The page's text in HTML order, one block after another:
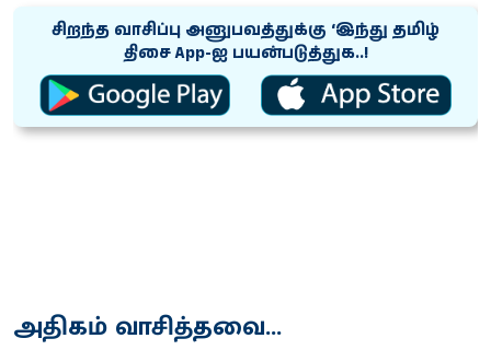
சிறந்த வாசிப்பு அனுபவத்துக்கு ‘இந்து தமிழ்
திசை App-ஐ பயன்படுத்துக..!
அதிகம் வாசித்தவை...